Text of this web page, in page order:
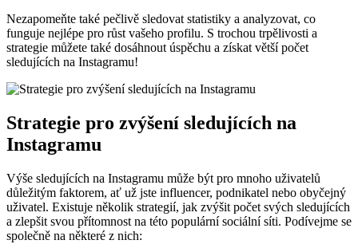
Nezapomeňte také pečlivě sledovat statistiky a analyzovat, co
funguje nejlépe pro růst vašeho profilu. S trochou trpělivosti a
strategie můžete také dosáhnout úspěchu a získat větší počet
sledujících na Instagramu!
Strategie pro zvýšení sledujících na
Instagramu
Výše sledujících na Instagramu může být pro mnoho uživatelů
důležitým faktorem, ať už jste influencer, podnikatel nebo obyčejný
uživatel. Existuje několik strategií, jak zvýšit počet svých sledujících
a zlepšit svou přítomnost na této populární sociální síti. Podívejme se
společně na některé z nich: